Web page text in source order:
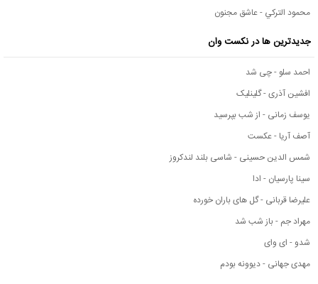
محمود التركي - عاشق مجنون
جدیدترین ها در نکست وان
احمد سلو - چی شد
افشین آذری - گلینلیک
یوسف زمانی - از شب بپرسید
آصف آریا - عکست
شمس الدین حسینی - شاسی بلند لندکروز
سینا پارسیان - ادا
علیرضا قربانی - گل های باران خورده
مهراد جم - باز شب شد
شدو - ای وای
مهدی جهانی - دیوونه بودم